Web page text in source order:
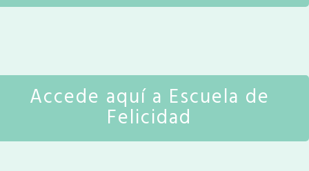
Accede aquí a Escuela de
Felicidad